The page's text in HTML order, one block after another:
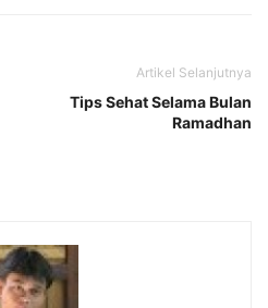
Artikel Selanjutnya
Tips Sehat Selama Bulan
Ramadhan